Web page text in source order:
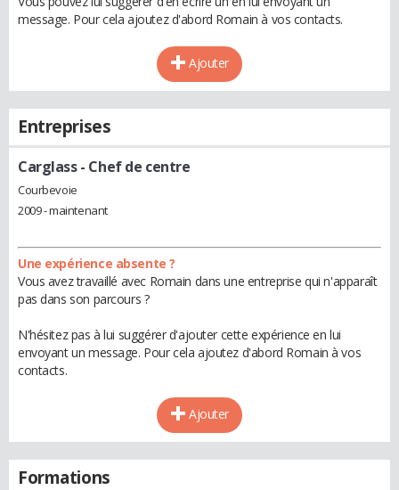
message. Pour cela ajoutez d'abord Romain à vos contacts.
Ajouter
Entreprises
Carglass- Chef de centre
Courbevoie
2009 - maintenant
Une expérience absente ?
Vous avez travaillé avec Romain dans une entreprise qui n'apparaît
pas dans son parcours ?
N'hésitez pas à lui suggérer d'ajouter cette expérience en lui
envoyant un message. Pour cela ajoutez d'abord Romain à vos
contacts.
Ajouter
Formations